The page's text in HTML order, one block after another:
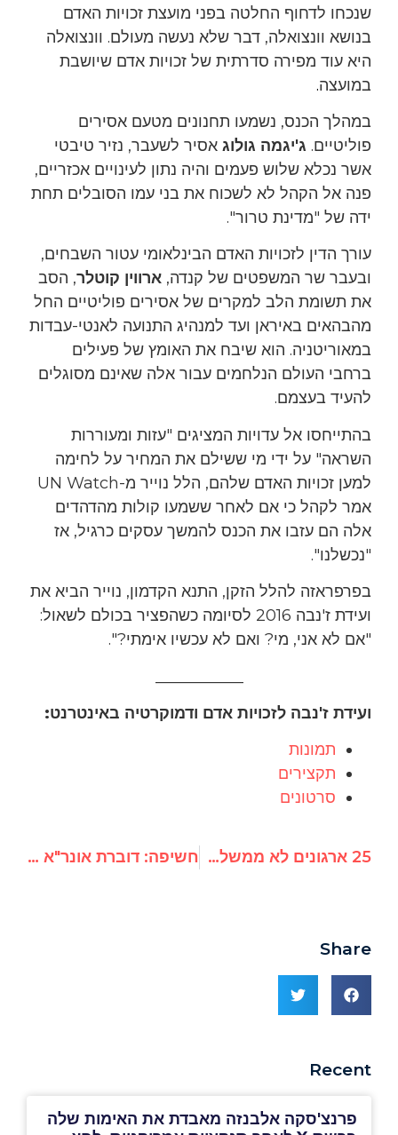
שנכחו לדחוף החלטה בפני מועצת זכויות האדם
בנושא וונצואלה, דבר שלא נעשה מעולם. וונצואלה
היא עוד מפירה סדרתית של זכויות אדם שיושבת
במועצה.
במהלך הכנס, נשמעו תחנונים מטעם אסירים
פוליטיים. ג'יגמה גולוג אסיר לשעבר, נזיר טיבטי
אשר נכלא שלוש פעמים והיה נתון לעינויים אכזריים,
פנה אל הקהל לא לשכוח את בני עמו הסובלים תחת
ידה של "מדינת טרור".
עורך הדין לזכויות האדם הבינלאומי עטור השבחים,
ובעבר שר המשפטים של קנדה, ארווין קוטלר, הסב
את תשומת הלב למקרים של אסירים פוליטיים החל
מהבהאים באיראן ועד למנהיג התנועה לאנטי-עבדות
במאוריטניה. הוא שיבח את האומץ של פעילים
ברחבי העולם הנלחמים עבור אלה שאינם מסוגלים
להעיד בעצמם.
בהתייחסו אל עדויות המציגים "עזות ומעוררות
השראה" על ידי מי ששילם את המחיר על לחימה
למען זכויות האדם שלהם, הלל נוייר מ-UN Watch
אמר לקהל כי אם לאחר ששמעו קולות מהדהדים
אלה הם עזבו את הכנס להמשך עסקים כרגיל, אז
"נכשלנו".
בפרפראזה להלל הזקן, התנא הקדמון, נוייר הביא את
ועידת ז'נבה 2016 לסיומה כשהפציר בכולם לשאול:
"אם לא אני, מי? ואם לא עכשיו אימתי?".
ועידת ז'נבה לזכויות אדם ודמוקרטיה באינטרנט:
תמונות
תקצירים
סרטונים
25 ארגונים לא ממשלתיים ובראשם UN Watch הכריזו על פרס האומץ לועידת ז'נבה 2016 חשיפה: דוברת אונר"א סגרה את חשבון הטוויטר שלה בעקבות ציוץ אנטי- ישראלי
Share
Recent
פרנצ'סקה אלבנזה מאבדת את האימות שלה